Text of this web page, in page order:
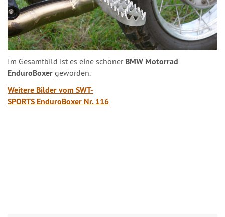
Im Gesamtbild ist es eine schöner BMW Motorrad
EnduroBoxer geworden.
Weitere Bilder vom SWT-
SPORTS EnduroBoxer Nr. 116